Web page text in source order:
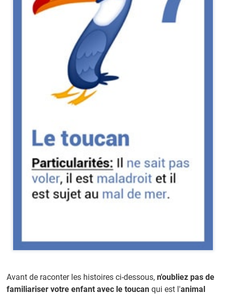
Avant de raconter les histoires ci-dessous,n'oubliez pas de
familiariser votre enfant avec le toucan qui est l'animal